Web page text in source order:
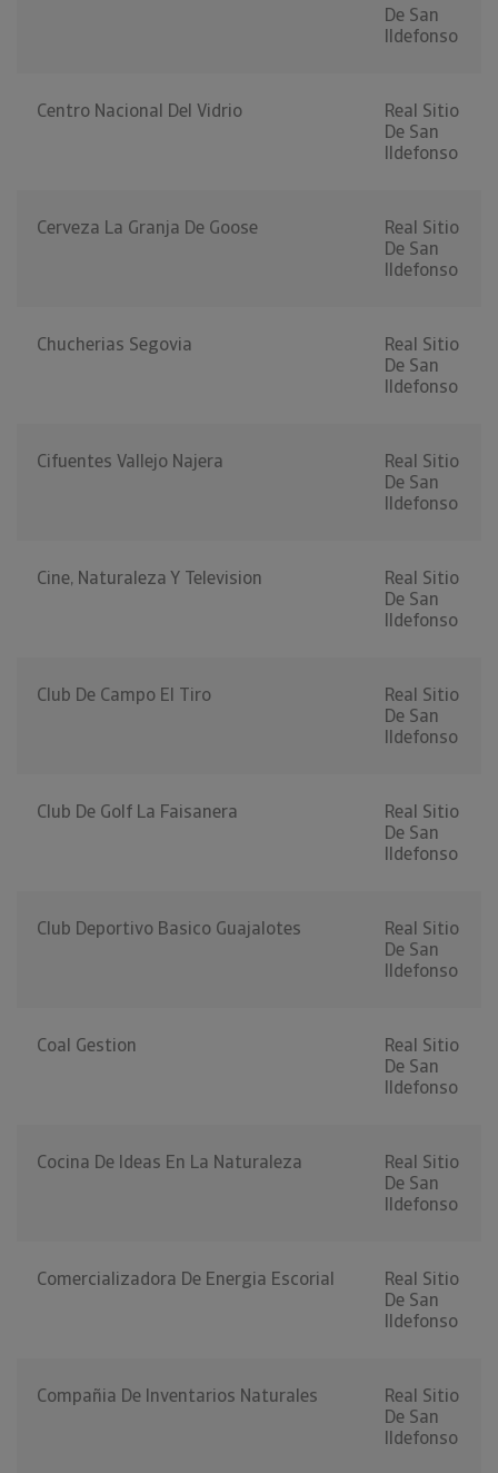
De San
Ildefonso
Centro Nacional Del Vidrio
Real Sitio
De San
Ildefonso
Cerveza La Granja De Goose
Real Sitio
De San
Ildefonso
Chucherias Segovia
Real Sitio
De San
Ildefonso
Cifuentes Vallejo Najera
Real Sitio
De San
Ildefonso
Cine, Naturaleza Y Television
Real Sitio
De San
Ildefonso
Club De Campo El Tiro
Real Sitio
De San
Ildefonso
Club De Golf La Faisanera
Real Sitio
De San
Ildefonso
Club Deportivo Basico Guajalotes
Real Sitio
De San
Ildefonso
Coal Gestion
Real Sitio
De San
Ildefonso
Cocina De Ideas En La Naturaleza
Real Sitio
De San
Ildefonso
Comercializadora De Energia Escorial
Real Sitio
De San
Ildefonso
Compañia De Inventarios Naturales
Real Sitio
De San
Ildefonso